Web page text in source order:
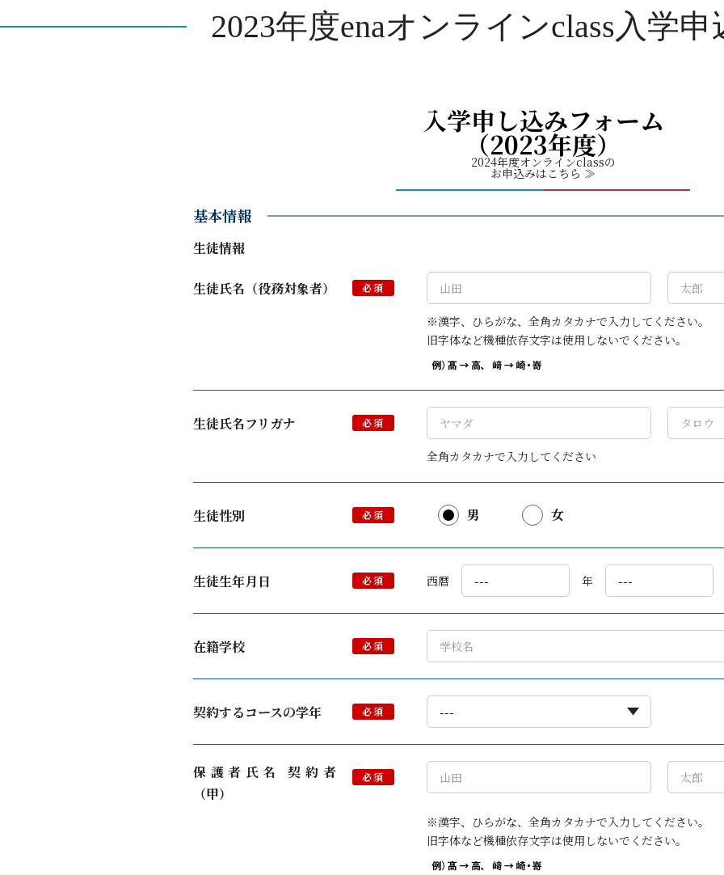
2023年度enaオンラインclass入学
入学申し込みフォーム
（2023年度）
2024年度オンラインclassの
お申込みはこちら ≫
基本情報
生徒情報
生徒氏名（役務対象者） 必須
※漢字、ひらがな、全角カタカナで入力してください。
旧字体など機種依存文字は使用しないでください。
生徒氏名フリガナ 必須
全角カタカナで入力してください
生徒性別 必須 男 女
生徒生年月日 必須 西暦 年
在籍学校 必須
契約するコースの学年 必須
保護者氏名 契約者
（甲）
必須
※漢字、ひらがな、全角カタカナで入力してください。
旧字体など機種依存文字は使用しないでください。